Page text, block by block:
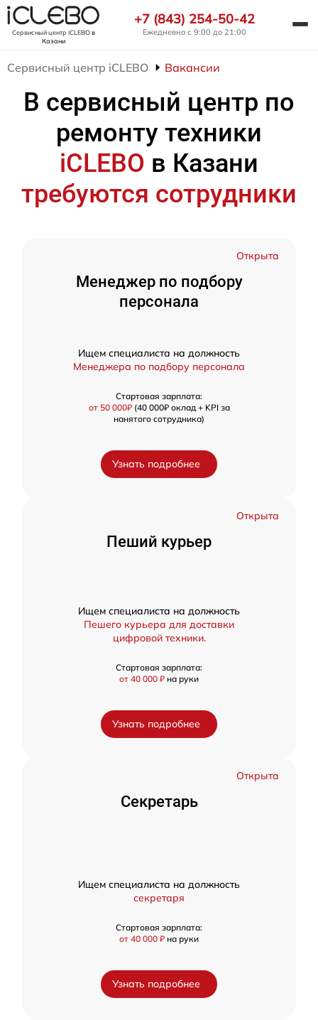
Сервисный центр iCLEBOв
Казани
+7 (843) 254-50-42
Ежедневно с 9:00 до 21:00
Сервисный центр iCLEBO Вакансии
В сервисный центр по
ремонту техники
iCLEBO в Казани
требуются сотрудники
Открыта
Менеджер по подбору
персонала
Ищем специалиста на должность
Менеджера по подбору персонала
Стартовая зарплата:
от 50 000₽(40 000₽ оклад + KPI за
нанятого сотрудника)
Узнать подробнее
Открыта
Пеший курьер
Ищем специалиста на должность
Пешего курьера для доставки
цифровой техники.
Стартовая зарплата:
от 40 000 ₽ на руки
Узнать подробнее
Открыта
Секретарь
Ищем специалиста на должность
секретаря
Стартовая зарплата:
от 40 000 ₽ на руки
Узнать подробнее